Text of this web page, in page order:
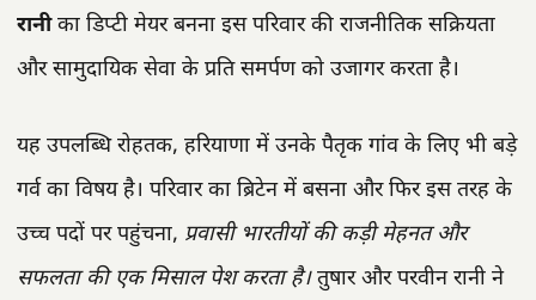
रानीका डिप्टी मेयर बनना इस परिवार की राजनीतिक सक्रियता
और सामुदायिक सेवा के प्रति समर्पण को उजागर करता है।
यह उपलब्धि रोहतक, हरियाणा में उनके पैतृक गांव के लिए भी बड़े
गर्व का विषय है। परिवार का ब्रिटेन में बसना और फिर इस तरह के
उच्च पदों पर पहुंचना, प्रवासी भारतीयों की कड़ी मेहनत और
सफलता की एक मिसाल पेश करता है।तुषार और परवीन रानी ने